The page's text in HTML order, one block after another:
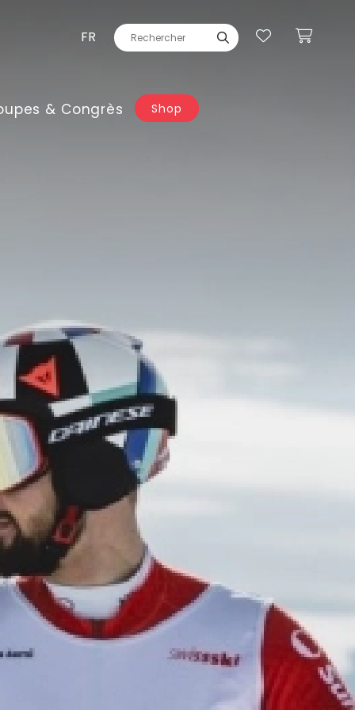
FR
& Congrès Shop